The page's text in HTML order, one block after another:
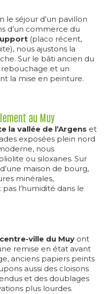
le séjour d’un pavillon
d’un commerce du
(placo récent,
nous ajustons la
Sur le bâti ancien du
et un
la mise en peinture.
au Muy
la vallée de l’Argens et
exposées plein nord
nous
ou siloxanes. Sur
maison de bourg,
minérales,
l’humidité dans le
centre-ville du Muy ont
remise en état avant
anciens papiers peints
aussi des cloisons
et des doublages
plus lourdes.